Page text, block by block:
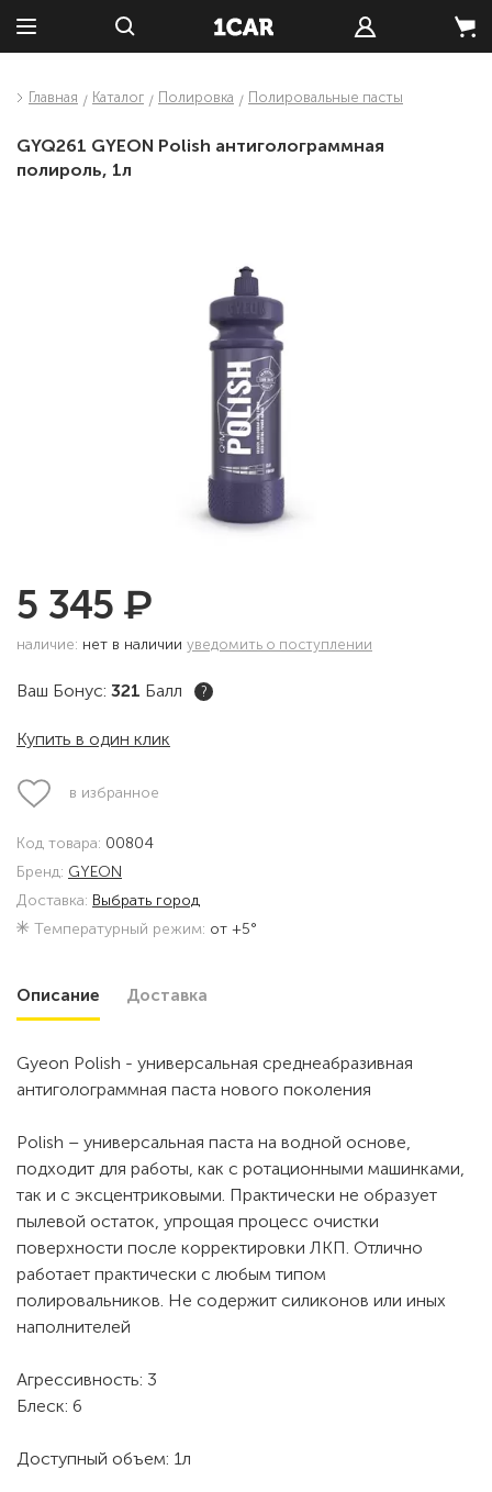
Главная Каталог Полировка Полировальные пасты
GYQ261 GYEON Polish антиголограммная
полироль, 1л
5 345 ₽
наличие: нет в наличии уведомить о поступлении
Ваш Бонус: 321 Балл ?
Купить в один клик
в избранное
Код товара: 00804
Бренд: GYEON
Доставка: Выбрать город
Температурный режим: от +5°
Описание Доставка
Gyeon Polish - универсальная среднеабразивная
антиголограммная паста нового поколения
Polish – универсальная паста на водной основе,
подходит для работы, как с ротационными машинками,
так и с эксцентриковыми. Практически не образует
пылевой остаток, упрощая процесс очистки
поверхности после корректировки ЛКП. Отлично
работает практически с любым типом
полировальников. Не содержит силиконов или иных
наполнителей
Агрессивность: 3
Блеск: 6
Доступный объем: 1л